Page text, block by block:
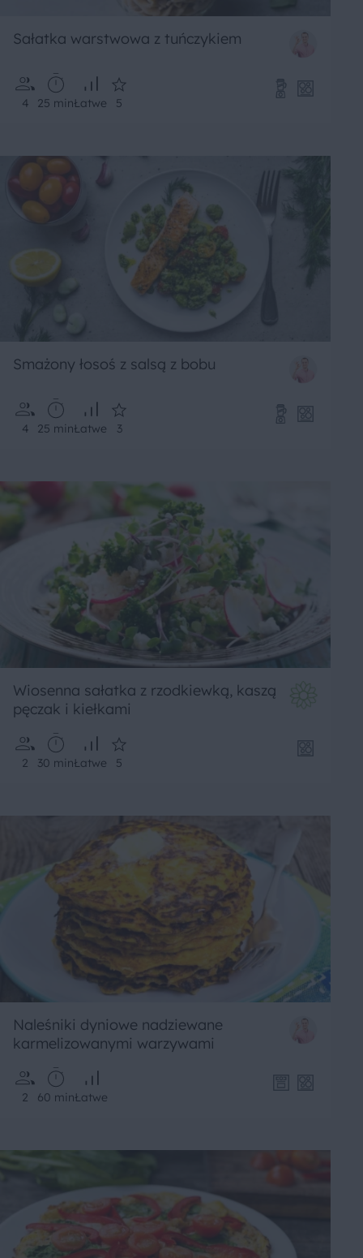
Sałatka warstwowa z tuńczykiem
4 25 minŁatwe 5
Smażony łosoś z salsą z bobu
4 25 minŁatwe 3
Wiosenna sałatka z rzodkiewką, kaszą
pęczak i kiełkami
2 30 minŁatwe 5
Naleśniki dyniowe nadziewane
karmelizowanymi warzywami
2 60 minŁatwe